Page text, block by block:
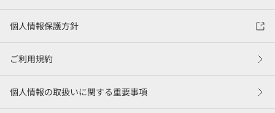
個人情報保護方針
ご利用規約
個人情報の取扱いに関する重要事項